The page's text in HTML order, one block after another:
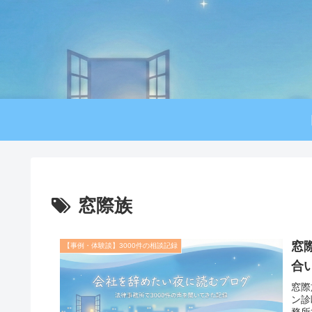
窓際族
【事例・体験談】3000件の相談記録
窓
合
窓
ン